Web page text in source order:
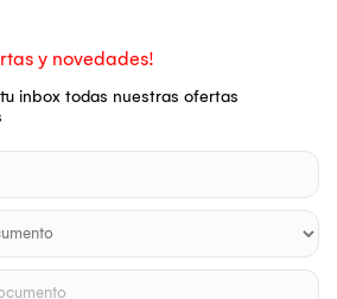
y novedades!
inbox todas nuestras ofertas